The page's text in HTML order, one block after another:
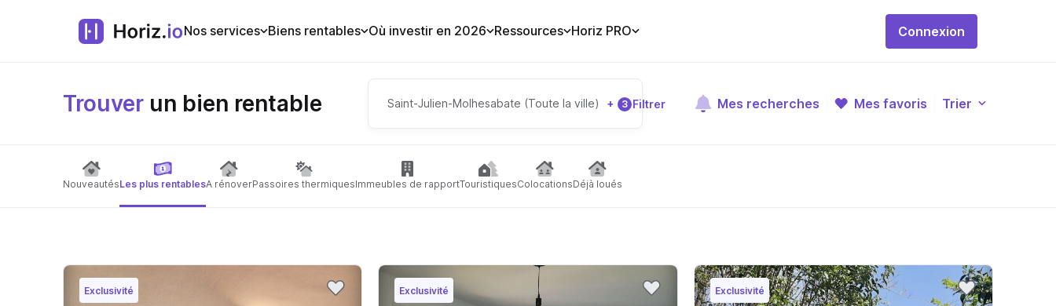
Nos services Biens rentables Où investir en 2026 Ressources Horiz PRO Connexion
Trouver un bien rentable Saint-Julien-Molhesabate (Toute la ville) + 3 Filtrer Mes recherches Mes favoris Trier
NouveautésLes plus rentablesA rénoverPassoires thermiquesImmeubles de rapportTouristiquesColocationsDéjà loués
Exclusivité Exclusivité Exclusivité